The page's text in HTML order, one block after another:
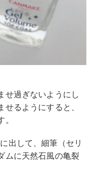
せ過ぎないようにし
るようにすると、
して、細筆（セリ
ムに天然石風の亀裂